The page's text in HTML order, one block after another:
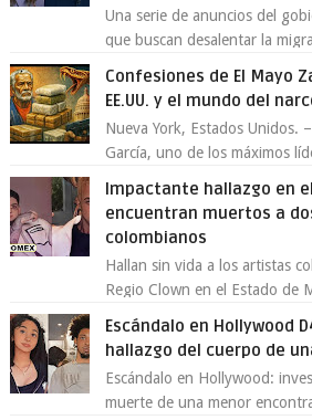
Una serie de anuncios del
que buscan desalentar la
Confesiones de El Mayo
EE.UU. y el mundo del
Nueva York, Estados Unidos.
García, uno de los máximos
Impactante hallazgo en
encuentran muertos a
colombianos
Hallan sin vida a los artistas
Regio Clown en el Estado de
Escándalo en Hollywood
hallazgo del cuerpo de
Escándalo en Hollywood:
muerte de una menor